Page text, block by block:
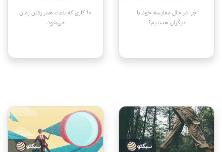
چرا در حال مقایسه خود با
دیگران هستیم؟
۱۰ کاری که باعث هدر رفتن زمان
می‌شود